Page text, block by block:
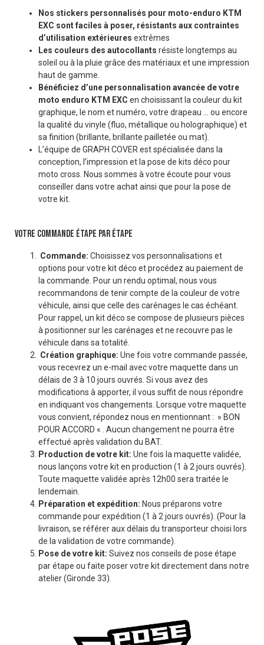
Nos stickers personnalisés pour moto-enduro KTM
EXC sont faciles à poser, résistants aux contraintes
d’utilisation extérieures extrêmes
Les couleurs des autocollants résiste longtemps au
soleil ou à la pluie grâce des matériaux et une impression
haut de gamme.
Bénéficiez d’une personnalisation avancée de votre
moto enduro KTM EXC en choisissant la couleur du kit
graphique, le nom et numéro, votre drapeau … ou encore
la qualité du vinyle (fluo, métallique ou holographique) et
sa finition (brillante, brillante pailletée ou mat).
L’équipe de GRAPH COVER est spécialisée dans la
conception, l’impression et la pose de kits déco pour
moto cross. Nous sommes à votre écoute pour vous
conseiller dans votre achat ainsi que pour la pose de
votre kit.
VOTRE COMMANDE ÉTAPE PAR ÉTAPE
Commande: Choisissez vos personnalisations et
options pour votre kit déco et procédez au paiement de
la commande. Pour un rendu optimal, nous vous
recommandons de tenir compte de la couleur de votre
véhicule, ainsi que celle des carénages le cas échéant.
Pour rappel, un kit déco se compose de plusieurs pièces
à positionner sur les carénages et ne recouvre pas le
véhicule dans sa totalité.
Création graphique: Une fois votre commande passée,
vous recevrez un e-mail avec votre maquette dans un
délais de 3 à 10 jours ouvrés. Si vous avez des
modifications à apporter, il vous suffit de nous répondre
en indiquant vos changements. Lorsque votre maquette
vous convient, répondez nous en mentionnant : » BON
POUR ACCORD « . Aucun changement ne pourra être
effectué après validation du BAT.
Production de votre kit: Une fois la maquette validée,
nous lançons votre kit en production (1 à 2 jours ouvrés).
Toute maquette validée après 12h00 sera traitée le
lendemain.
Préparation et expédition: Nous préparons votre
commande pour expédition (1 à 2 jours ouvrés). (Pour la
livraison, se référer aux délais du transporteur choisi lors
de la validation de votre commande).
Pose de votre kit: Suivez nos conseils de pose étape
par étape ou faite poser votre kit directement dans notre
atelier (Gironde 33).